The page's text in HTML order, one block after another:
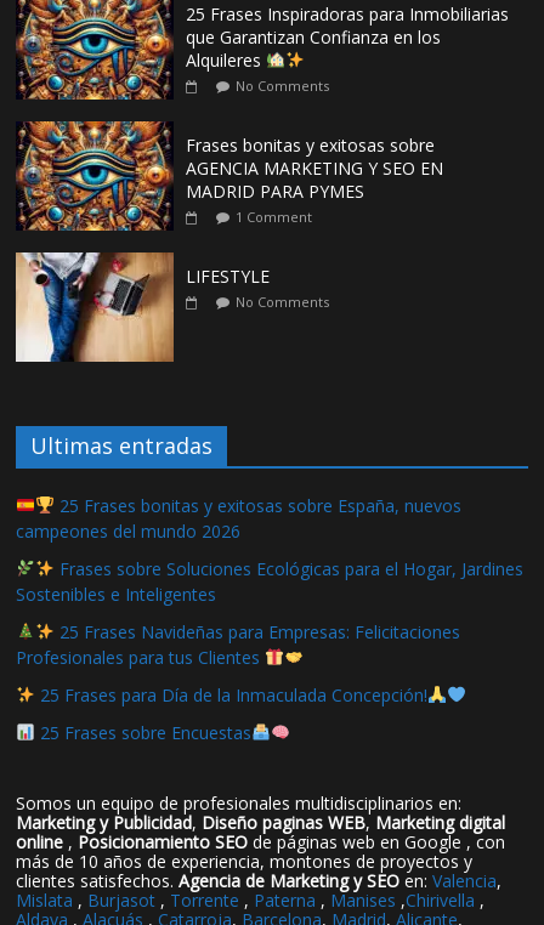
25 Frases Inspiradoras para Inmobiliarias
que Garantizan Confianza en los
Alquileres
No Comments
Frases bonitas y exitosas sobre
AGENCIA MARKETING Y SEO EN
MADRID PARA PYMES
1 Comment
LIFESTYLE
No Comments
Ultimas entradas
25 Frases bonitas y exitosas sobre España, nuevos
campeones del mundo 2026
Frases sobre Soluciones Ecológicas para el Hogar, Jardines
Sostenibles e Inteligentes
25 Frases Navideñas para Empresas: Felicitaciones
Profesionales para tus Clientes
25 Frases para Día de la Inmaculada Concepción!
25 Frases sobre Encuestas
Somos un equipo de profesionales multidisciplinarios en:
Marketing y Publicidad, Diseño paginas WEB, Marketing digital
online , Posicionamiento SEO de páginas web en Google , con
más de 10 años de experiencia, montones de proyectos y
clientes satisfechos.Agencia de Marketing y SEO en:Valencia,
Mislata , Burjasot , Torrente , Paterna , Manises ,Chirivella ,
Aldaya ,Alacuás , Catarroja, Barcelona, Madrid,Alicante,